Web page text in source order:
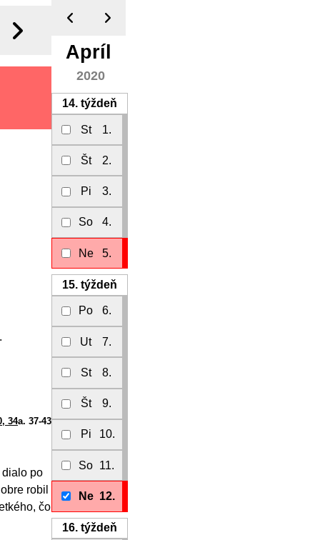
34a. 37-43
dialo po
robil
čo
Apríl
2020
14.týždeň
St 1.
Št 2.
Pi 3.
So 4.
Ne 5.
15.týždeň
Po 6.
Ut 7.
St 8.
Št 9.
Pi 10.
So 11.
Ne 12.
16.týždeň